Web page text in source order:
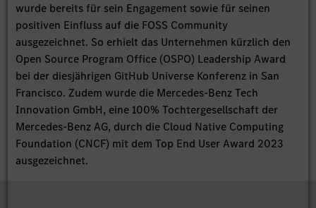
wurde bereits für sein Engagement sowie für seinen
positiven Einfluss auf die FOSS Community
ausgezeichnet. So erhielt das Unternehmen kürzlich den
Open Source Program Office (OSPO) Leadership Award
bei der diesjährigen GitHub Universe Konferenz in San
Francisco. Zudem wurde die Mercedes-Benz Tech
Innovation GmbH, eine 100% Tochtergesellschaft der
Mercedes-Benz AG, durch die Cloud Native Computing
Foundation (CNCF) mit dem Top End User Award 2023
ausgezeichnet.